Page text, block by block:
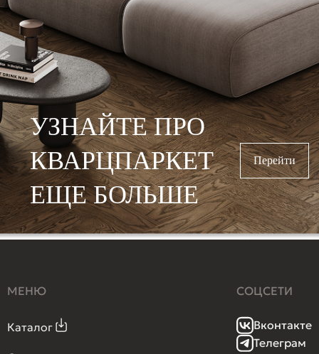
УЗНАЙТЕ ПРО
КВАРЦПАРКЕТ
ЕЩЕ БОЛЬШЕ
Перейти
МЕНЮ
Каталог
СОЦСЕТИ
Вконтакте
Телеграм